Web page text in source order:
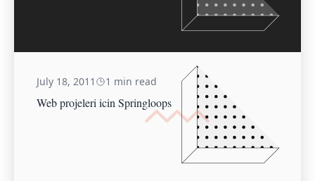
July 18, 2011 1 min read
Web projeleri icin Springloops